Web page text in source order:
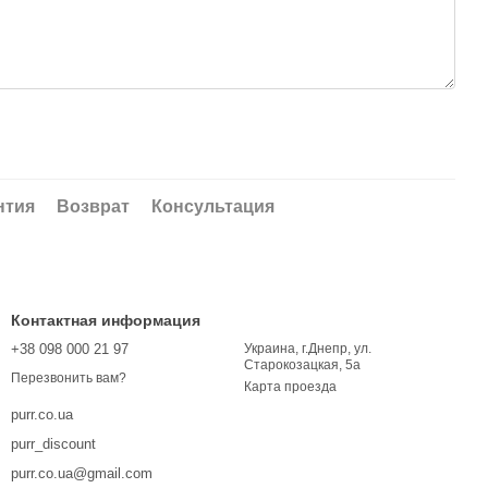
Возврат Консультация
Контактная информация
+38 098 000 21 97
Перезвонить вам?
purr.co.ua
purr_discount
purr.co.ua@gmail.com
Украина, г.Днепр, ул.
Старокозацкая, 5а
Карта проезда